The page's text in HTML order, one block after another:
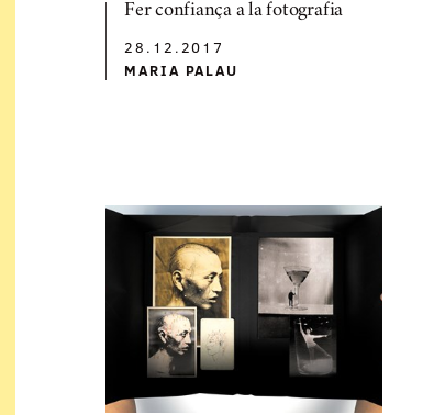
Fer confiança a la fotografia
28.12.2017
MARIA PALAU